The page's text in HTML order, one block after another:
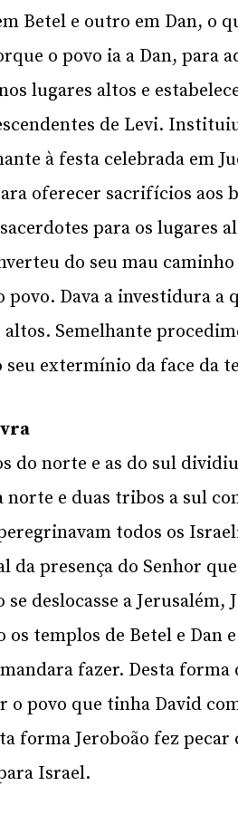
Betel e outro em Dan, o
o povo ia a Dan, para
lugares altos e
de Levi.
à festa celebrada em
oferecer sacrifícios aos
para os lugares
do seu mau
povo. Dava a investidura a
Semelhante
seu extermínio da face da
do norte e as do sul
e duas tribos a sul
todos os
da presença do Senhor
deslocasse a
templos de Betel e Dan
fazer. Desta
o povo que tinha David
forma Jeroboão fez
Israel.